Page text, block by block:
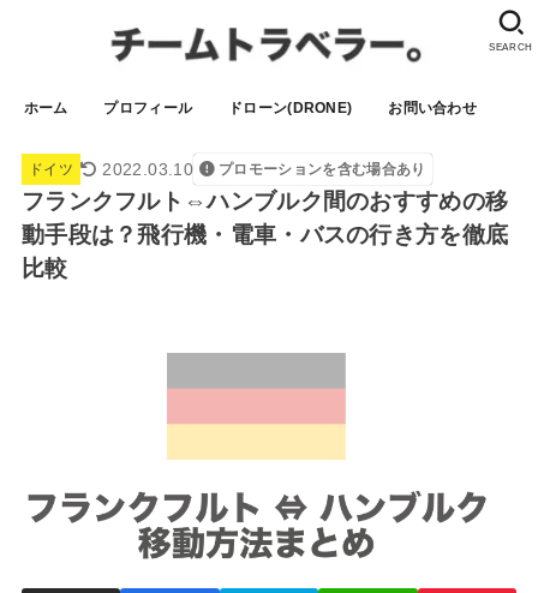
ホーム プロフィール ドローン(DRONE) お問い合わせ
SEARCH
ドイツ 2022.03.10 プロモーションを含む場合あり
フランクフルト⇔ハンブルク間のおすすめの移
動手段は？飛行機・電車・バスの行き方を徹底
比較